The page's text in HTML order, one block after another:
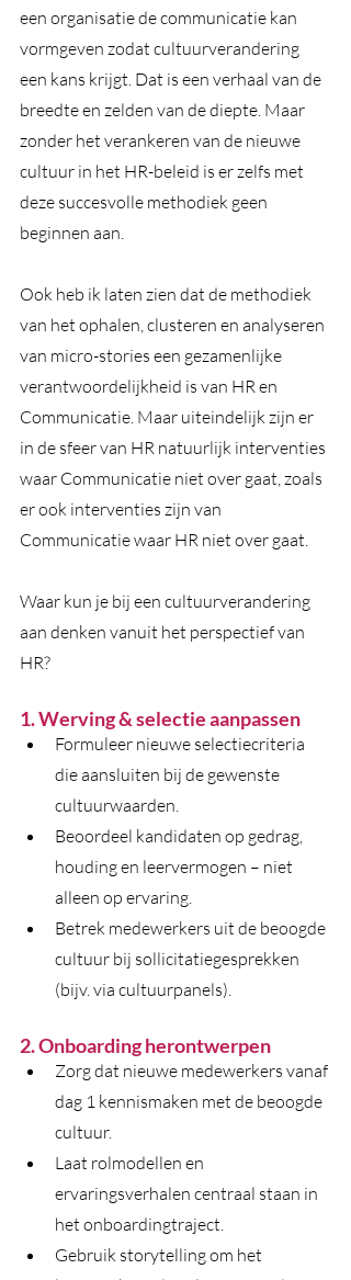
een organisatie de communicatie kan
vormgeven zodat cultuurverandering
een kans krijgt. Dat is een verhaal van de
breedte en zelden van de diepte. Maar
zonder het verankeren van de nieuwe
cultuur in het HR-beleid is er zelfs met
deze succesvolle methodiek geen
beginnen aan.
Ook heb ik laten zien dat de methodiek
van het ophalen, clusteren en analyseren
van micro-stories een gezamenlijke
verantwoordelijkheid is van HR en
Communicatie. Maar uiteindelijk zijn er
in de sfeer van HR natuurlijk interventies
waar Communicatie niet over gaat, zoals
er ook interventies zijn van
Communicatie waar HR niet over gaat.
Waar kun je bij een cultuurverandering
aan denken vanuit het perspectief van
HR?
1. Werving & selectie aanpassen
Formuleer nieuwe selectiecriteria
die aansluiten bij de gewenste
cultuurwaarden.
Beoordeel kandidaten op gedrag,
houding en leervermogen – niet
alleen op ervaring.
Betrek medewerkers uit de beoogde
cultuur bij sollicitatiegesprekken
(bijv. via cultuurpanels).
2. Onboarding herontwerpen
Zorg dat nieuwe medewerkers vanaf
dag 1 kennismaken met de beoogde
cultuur.
Laat rolmodellen en
ervaringsverhalen centraal staan in
het onboardingtraject.
Gebruik storytelling om het